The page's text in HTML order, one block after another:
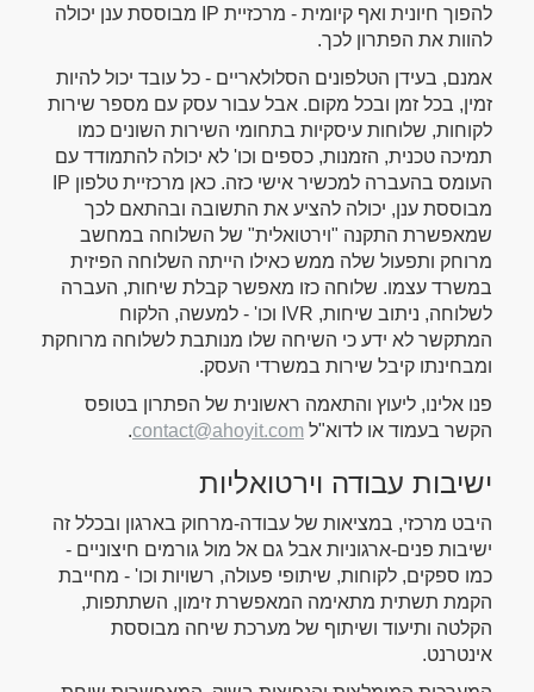
להפוך חיונית ואף קיומית - מרכזיית IP מבוססת ענן יכולה
להוות את הפתרון לכך.
אמנם, בעידן הטלפונים הסלולאריים - כל עובד יכול להיות
זמין, בכל זמן ובכל מקום. אבל עבור עסק עם מספר שירות
לקוחות, שלוחות עיסקיות בתחומי השירות השונים כמו
תמיכה טכנית, הזמנות, כספים וכו' לא יכולה להתמודד עם
העומס בהעברה למכשיר אישי כזה. כאן מרכזיית טלפון IP
מבוססת ענן, יכולה להציע את התשובה ובהתאם לכך
שמאפשרת התקנה "וירטואלית" של השלוחה במחשב
מרוחק ותפעול שלה ממש כאילו הייתה השלוחה הפיזית
במשרד עצמו. שלוחה כזו מאפשר קבלת שיחות, העברה
לשלוחה, ניתוב שיחות, IVR וכו' - למעשה, הלקוח
המתקשר לא ידע כי השיחה שלו מנותבת לשלוחה מרוחקת
ומבחינתו קיבל שירות במשרדי העסק.
פנו אלינו, ליעוץ והתאמה ראשונית של הפתרון בטופס
הקשר בעמוד או לדוא"ל contact@ahoyit.com
.
ישיבות עבודה וירטואליות
היבט מרכזי, במציאות של עבודה-מרחוק בארגון ובכלל זה
ישיבות פנים-ארגוניות אבל גם אל מול גורמים חיצוניים -
כמו ספקים, לקוחות, שיתופי פעולה, רשויות וכו' - מחייבת
הקמת תשתית מתאימה המאפשרת זימון, השתתפות,
הקלטה ותיעוד ושיתוף של מערכת שיחה מבוססת
אינטרנט.